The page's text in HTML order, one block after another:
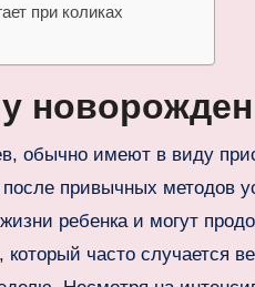
при коликах
у
обычно имеют в виду
привычных методов
ребенка и могут
часто случается